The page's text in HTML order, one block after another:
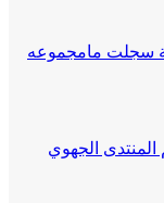
سجلت مامجموعه
الجهوي